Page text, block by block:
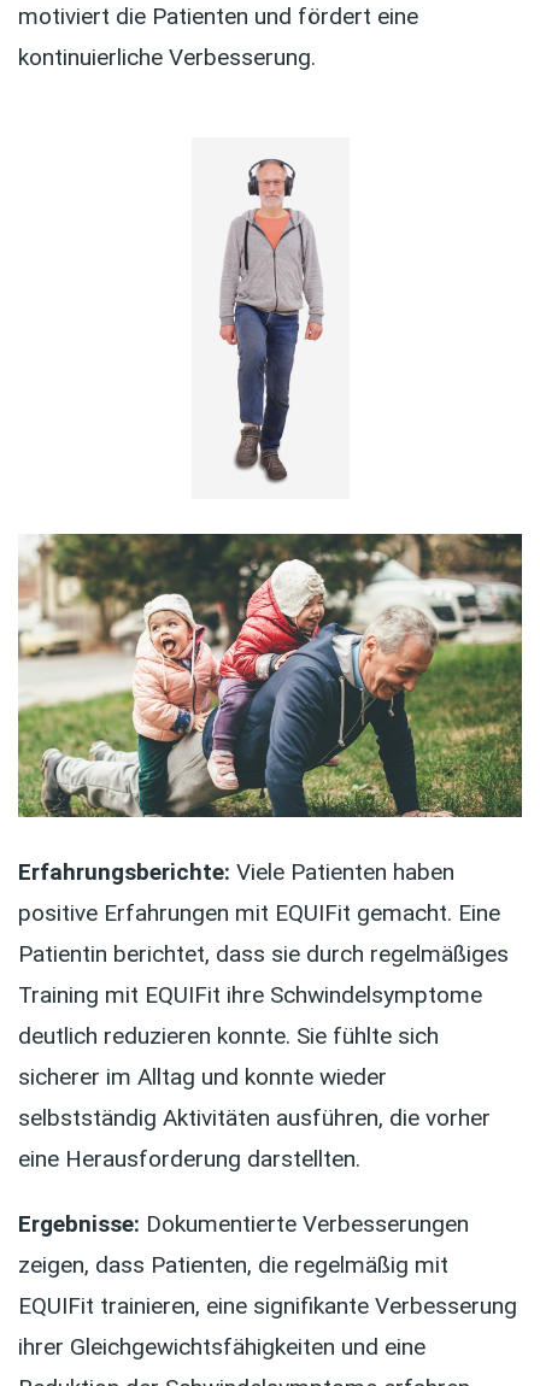
motiviert die Patienten und fördert eine
kontinuierliche Verbesserung.
Erfahrungsberichte: Viele Patienten haben
positive Erfahrungen mit EQUIFit gemacht. Eine
Patientin berichtet, dass sie durch regelmäßiges
Training mit EQUIFit ihre Schwindelsymptome
deutlich reduzieren konnte. Sie fühlte sich
sicherer im Alltag und konnte wieder
selbstständig Aktivitäten ausführen, die vorher
eine Herausforderung darstellten.
Ergebnisse: Dokumentierte Verbesserungen
zeigen, dass Patienten, die regelmäßig mit
EQUIFit trainieren, eine signifikante Verbesserung
ihrer Gleichgewichtsfähigkeiten und eine